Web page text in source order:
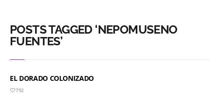
POSTS TAGGED ‘NEPOMUSENO
FUENTES’
EL DORADO COLONIZADO
792